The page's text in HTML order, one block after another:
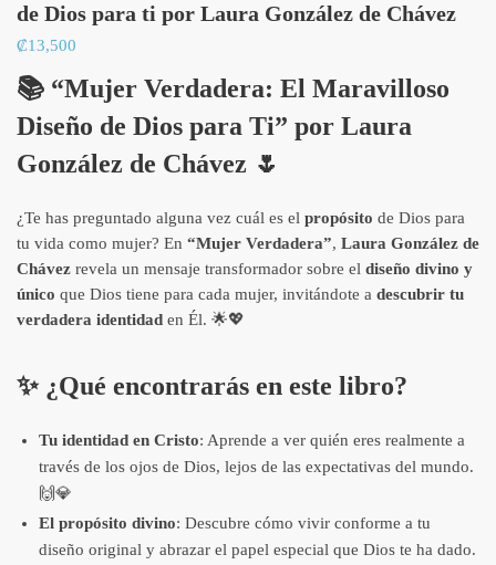
de Dios para ti por Laura González de Chávez
₡13,500
📚 “Mujer Verdadera: El Maravilloso
Diseño de Dios para Ti” por Laura
González de Chávez 🌷
¿Te has preguntado alguna vez cuál es el propósito de Dios para
tu vida como mujer? En “Mujer Verdadera”, Laura González de
Chávez revela un mensaje transformador sobre el diseño divino y
único que Dios tiene para cada mujer, invitándote a descubrir tu
verdadera identidad en Él. 🌟💖
✨ ¿Qué encontrarás en este libro?
Tu identidad en Cristo: Aprende a ver quién eres realmente a
través de los ojos de Dios, lejos de las expectativas del mundo.
🙌💎
El propósito divino: Descubre cómo vivir conforme a tu
diseño original y abrazar el papel especial que Dios te ha dado.